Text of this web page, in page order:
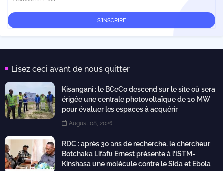
Lisez ceci avant de nous quitter
Kisangani : le BCeCo descend sur le site où sera
érigée une centrale photovoltaïque de 10 MW
pour évaluer les espaces à acquérir
August 08, 2026
RDC : après 30 ans de recherche, le chercheur
Botchaka Lifafu Ernest présente à l’ISTM-
Kinshasa une molécule contre le Sida et Ebola